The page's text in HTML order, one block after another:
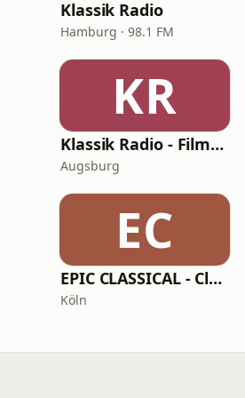
Klassik Radio
Hamburg · 98.1 FM
KR
Klassik Radio - Filmklassiker
Augsburg
EC
EPIC CLASSICAL - Classical Chillout
Köln